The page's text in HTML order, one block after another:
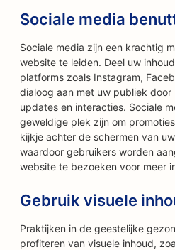
Sociale media
Sociale media zijn een krachtig
website te leiden. Deel uw
platforms zoals Instagram,
dialoog aan met uw publiek
updates en interacties. Sociale
geweldige plek zijn om
kijkje achter de schermen van
waardoor gebruikers worden
website te bezoeken voor meer
Gebruik visuele
Praktijken in de geestelijke
profiteren van visuele inhoud,